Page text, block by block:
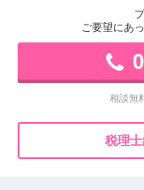
ご要望にあ
相談無
税理